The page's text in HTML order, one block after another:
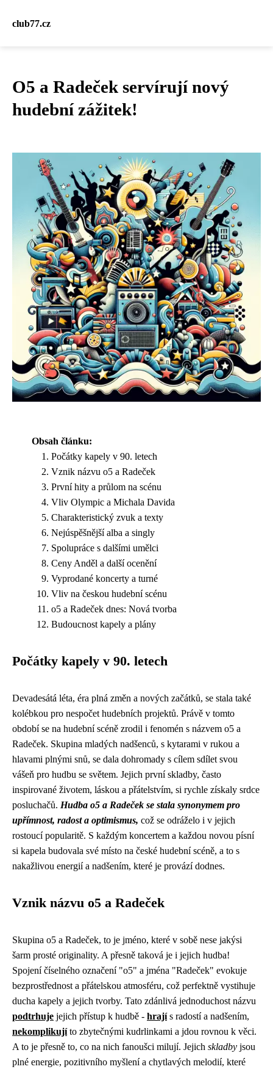
club77.cz
O5 a Radeček servírují nový
hudební zážitek!
Obsah článku:
Počátky kapely v 90. letech
Vznik názvu o5 a Radeček
První hity a průlom na scénu
Vliv Olympic a Michala Davida
Charakteristický zvuk a texty
Nejúspěšnější alba a singly
Spolupráce s dalšími umělci
Ceny Anděl a další ocenění
Vyprodané koncerty a turné
Vliv na českou hudební scénu
o5 a Radeček dnes: Nová tvorba
Budoucnost kapely a plány
Počátky kapely v 90. letech
Devadesátá léta, éra plná změn a nových začátků, se stala také
kolébkou pro nespočet hudebních projektů. Právě v tomto
období se na hudební scéně zrodil i fenomén s názvem o5 a
Radeček. Skupina mladých nadšenců, s kytarami v rukou a
hlavami plnými snů, se dala dohromady s cílem sdílet svou
vášeň pro hudbu se světem. Jejich první skladby, často
inspirované životem, láskou a přátelstvím, si rychle získaly srdce
posluchačů. Hudba o5 a Radeček se stala synonymem pro
upřímnost, radost a optimismus, což se odráželo i v jejich
rostoucí popularitě. S každým koncertem a každou novou písní
si kapela budovala své místo na české hudební scéně, a to s
nakažlivou energií a nadšením, které je provází dodnes.
Vznik názvu o5 a Radeček
Skupina o5 a Radeček, to je jméno, které v sobě nese jakýsi
šarm prosté originality. A přesně taková je i jejich hudba!
Spojení číselného označení "o5" a jména "Radeček" evokuje
bezprostřednost a přátelskou atmosféru, což perfektně vystihuje
ducha kapely a jejich tvorby. Tato zdánlivá jednoduchost názvu
podtrhuje jejich přístup k hudbě - hrajís radostí a nadšením,
nekomplikujíto zbytečnými kudrlinkami a jdou rovnou k věci.
A to je přesně to, co na nich fanoušci milují. Jejich skladby jsou
plné energie, pozitivního myšlení a chytlavých melodií, které